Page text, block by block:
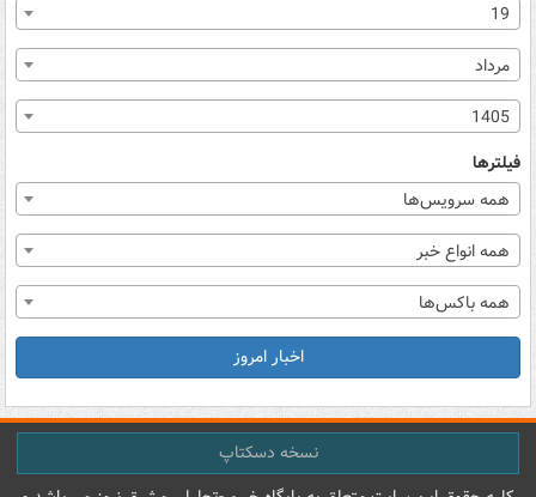
19
مرداد
1405
فیلترها
همه سرویس‌ها
همه انواع خبر
همه باکس‌ها
اخبار امروز
نسخه دسکتاپ